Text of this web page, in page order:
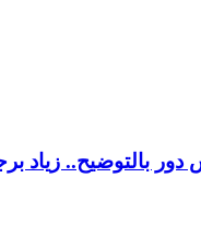
دور بالتوضيح.. زياد